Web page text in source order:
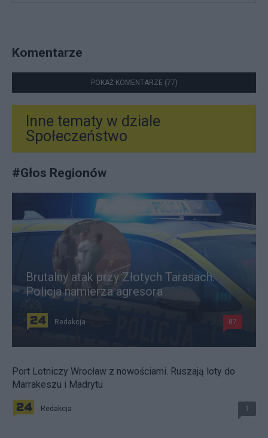
Komentarze
POKAŻ KOMENTARZE (77)
Inne tematy w dziale
Społeczeństwo
#Głos Regionów
Brutalny atak przy Złotych Tarasach.
Policja namierza agresora
Redakcja 87
Port Lotniczy Wrocław z nowościami. Ruszają loty do
Marrakeszu i Madrytu
Redakcja 1